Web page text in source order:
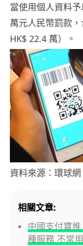
當使用個人資料
萬元人民幣罰款
HK$ 22.4 萬）。
資料來源：環球網
相關文章:
中國支付寶
種服務 不常